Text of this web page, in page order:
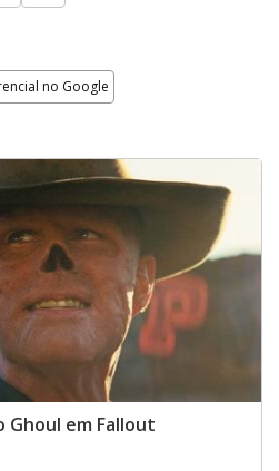
no Google
Ghoul em Fallout